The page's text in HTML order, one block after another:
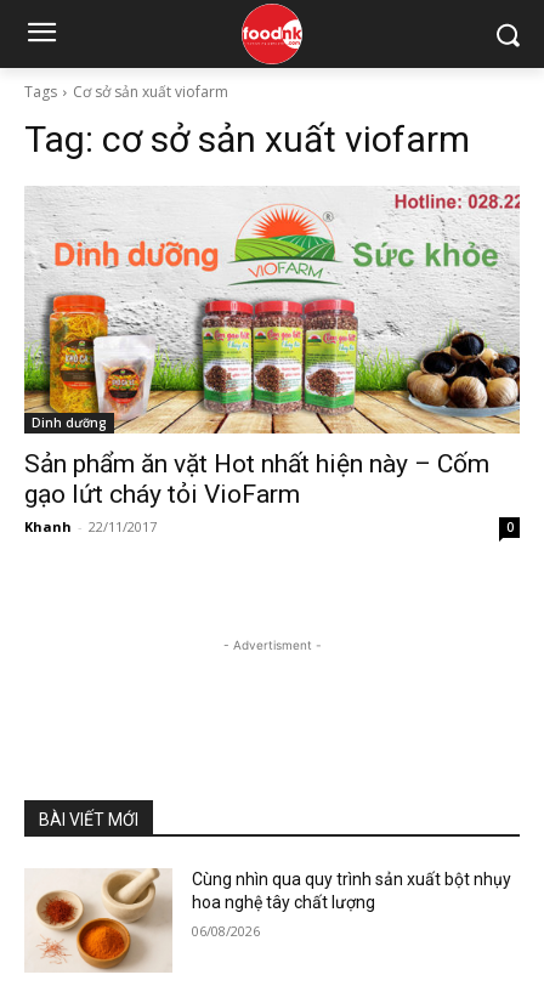
Tags Cơ sở sản xuất viofarm
Tag: cơ sở sản xuất viofarm
Dinh dưỡng
Sản phẩm ăn vặt Hot nhất hiện này – Cốm
gạo lứt cháy tỏi VioFarm
Khanh - 22/11/2017 0
- Advertisment -
BÀI VIẾT MỚI
Cùng nhìn qua quy trình sản xuất bột nhụy
hoa nghệ tây chất lượng
06/08/2026